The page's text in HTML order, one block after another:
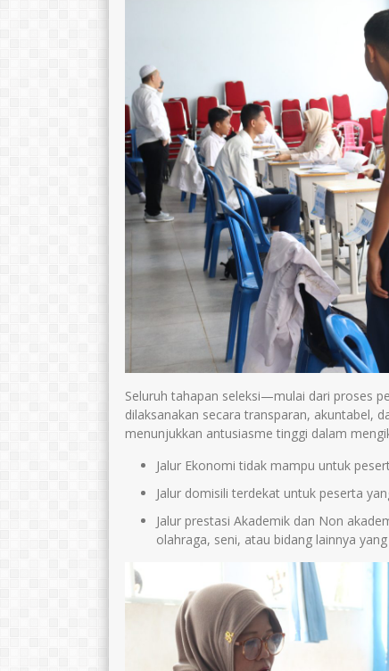
Seluruh tahapan seleksi—mulai dari proses
dilaksanakan secara transparan, akuntabel,
menunjukkan antusiasme tinggi dalam
Jalur Ekonomi tidak mampu untuk
Jalur domisili terdekat untuk peserta
Jalur prestasi Akademik dan Non
olahraga, seni, atau bidang lainnya